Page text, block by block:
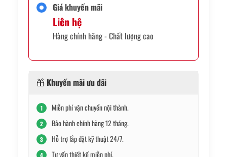
Giá khuyến mãi
Liên hệ
Hàng chính hãng - Chất lượng cao
Khuyến mãi ưu đãi
1 Miễn phí vận chuyển nội thành.
2 Bảo hành chính hãng 12 tháng.
3 Hỗ trợ lắp đặt kỹ thuật 24/7.
4 Tư vấn thiết kế miễn phí.